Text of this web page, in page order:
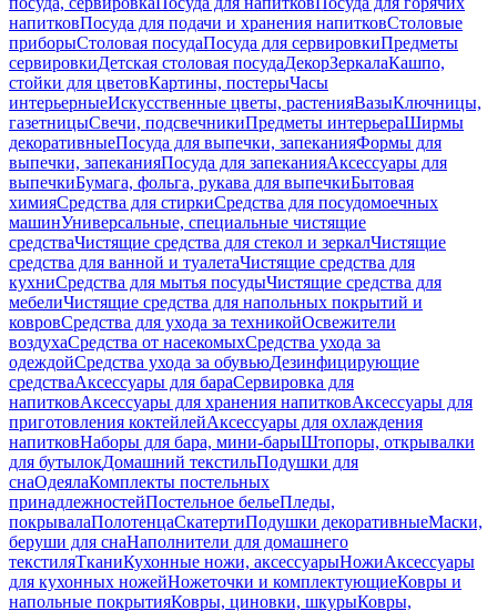
напитковПосуда для подачи и хранения напитковСтоловые
приборыСтоловая посудаПосуда для сервировкиПредметы
сервировкиДетская столовая посудаДекорЗеркалаКашпо,
стойки для цветовКартины, постерыЧасы
интерьерныеИскусственные цветы, растенияВазыКлючницы,
газетницыСвечи, подсвечникиПредметы интерьераШирмы
декоративныеПосуда для выпечки, запеканияФормы для
выпечки, запеканияПосуда для запеканияАксессуары для
выпечкиБумага, фольга, рукава для выпечкиБытовая
химияСредства для стиркиСредства для посудомоечных
машинУниверсальные, специальные чистящие
средстваЧистящие средства для стекол и зеркалЧистящие
средства для ванной и туалетаЧистящие средства для
кухниСредства для мытья посудыЧистящие средства для
мебелиЧистящие средства для напольных покрытий и
ковровСредства для ухода за техникойОсвежители
воздухаСредства от насекомыхСредства ухода за
одеждойСредства ухода за обувьюДезинфицирующие
средстваАксессуары для бараСервировка для
напитковАксессуары для хранения напитковАксессуары для
приготовления коктейлейАксессуары для охлаждения
напитковНаборы для бара, мини-барыШтопоры, открывалки
для бутылокДомашний текстильПодушки для
снаОдеялаКомплекты постельных
принадлежностейПостельное бельеПледы,
покрывалаПолотенцаСкатертиПодушки декоративныеМаски,
беруши для снаНаполнители для домашнего
текстиляТканиКухонные ножи, аксессуарыНожиАксессуары
для кухонных ножейНожеточки и комплектующиеКовры и
напольные покрытияКовры, циновки, шкурыКовры,